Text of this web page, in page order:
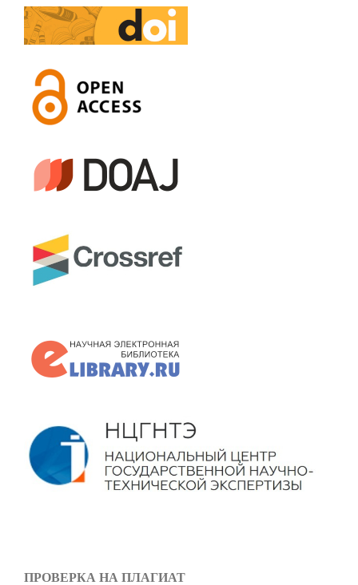
ПРОВЕРКА НА ПЛАГИАТ